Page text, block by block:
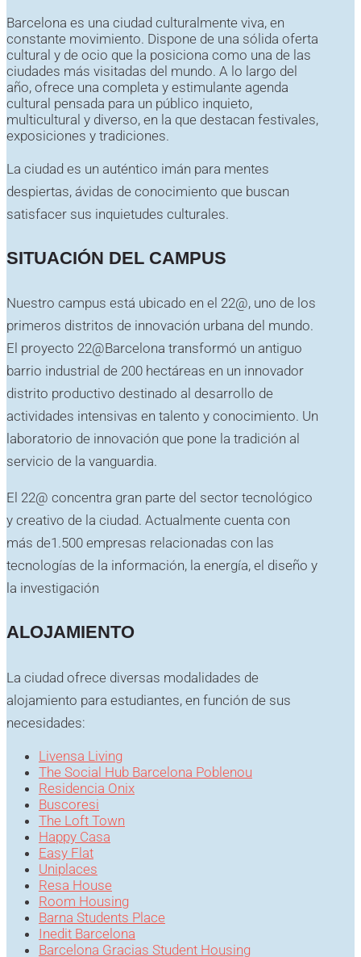
Barcelona es una ciudad culturalmente viva, en
constante movimiento. Dispone de una sólida oferta
cultural y de ocio que la posiciona como una de las
ciudades más visitadas del mundo. A lo largo del
año, ofrece una completa y estimulante agenda
cultural pensada para un público inquieto,
multicultural y diverso, en la que destacan festivales,
exposiciones y tradiciones.
La ciudad es un auténtico imán para mentes
despiertas, ávidas de conocimiento que buscan
satisfacer sus inquietudes culturales.
SITUACIÓN DEL CAMPUS
Nuestro campus está ubicado en el 22@, uno de los
primeros distritos de innovación urbana del mundo.
El proyecto 22@Barcelona transformó un antiguo
barrio industrial de 200 hectáreas en un innovador
distrito productivo destinado al desarrollo de
actividades intensivas en talento y conocimiento. Un
laboratorio de innovación que pone la tradición al
servicio de la vanguardia.
El 22@ concentra gran parte del sector tecnológico
y creativo de la ciudad. Actualmente cuenta con
más de1.500 empresas relacionadas con las
tecnologías de la información, la energía, el diseño y
la investigación
ALOJAMIENTO
La ciudad ofrece diversas modalidades de
alojamiento para estudiantes, en función de sus
necesidades:
Livensa Living
The Social Hub Barcelona Poblenou
Residencia Onix
Buscoresi
The Loft Town
Happy Casa
Easy Flat
Uniplaces
Resa House
Room Housing
Barna Students Place
Inedit Barcelona
Barcelona Gracias Student Housing